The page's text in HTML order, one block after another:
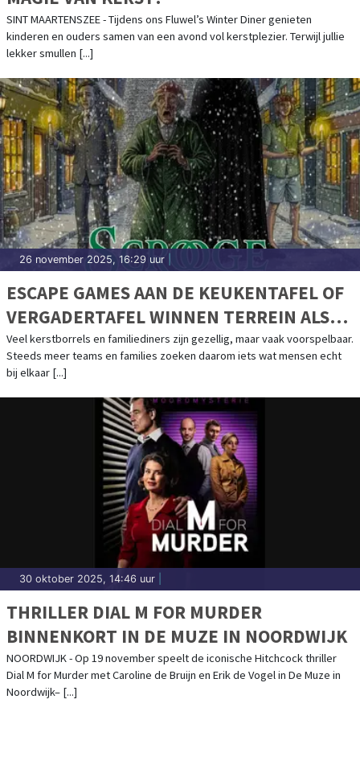
SINT MAARTENSZEE - Tijdens ons Fluwel’s Winter Diner genieten
kinderen en ouders samen van een avond vol kerstplezier. Terwijl jullie
lekker smullen [...]
26 november 2025, 16:29 uur
ESCAPE GAMES AAN DE KEUKENTAFEL OF
VERGADERTAFEL WINNEN TERREIN ALS
KERSTACTIVITEIT
Veel kerstborrels en familiediners zijn gezellig, maar vaak voorspelbaar.
Steeds meer teams en families zoeken daarom iets wat mensen echt
bij elkaar [...]
30 oktober 2025, 14:46 uur
THRILLER DIAL M FOR MURDER
BINNENKORT IN DE MUZE IN NOORDWIJK
NOORDWIJK - Op 19 november speelt de iconische Hitchcock thriller
Dial M for Murder met Caroline de Bruijn en Erik de Vogel in De Muze in
Noordwijk– [...]